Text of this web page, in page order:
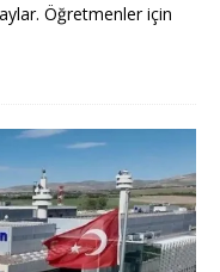
Öğretmenler için